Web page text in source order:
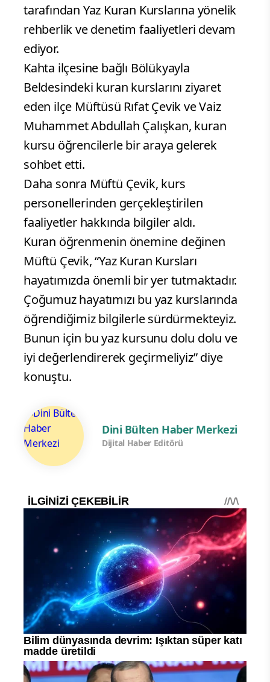
tarafından Yaz Kuran Kurslarına yönelik
rehberlik ve denetim faaliyetleri devam
ediyor.
Kahta ilçesine bağlı Bölükyayla
Beldesindeki kuran kurslarını ziyaret
eden ilçe Müftüsü Rıfat Çevik ve Vaiz
Muhammet Abdullah Çalışkan, kuran
kursu öğrencilerle bir araya gelerek
sohbet etti.
Daha sonra Müftü Çevik, kurs
personellerinden gerçekleştirilen
faaliyetler hakkında bilgiler aldı.
Kuran öğrenmenin önemine değinen
Müftü Çevik, “Yaz Kuran Kursları
hayatımızda önemli bir yer tutmaktadır.
Çoğumuz hayatımızı bu yaz kurslarında
öğrendiğimiz bilgilerle sürdürmekteyiz.
Bunun için bu yaz kursunu dolu dolu ve
iyi değerlendirerek geçirmeliyiz” diye
konuştu.
Dini Bülten Haber Merkezi
Dijital Haber Editörü